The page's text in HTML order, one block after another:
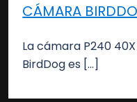
CÁMARA
La cámara P240
BirdDog es […]